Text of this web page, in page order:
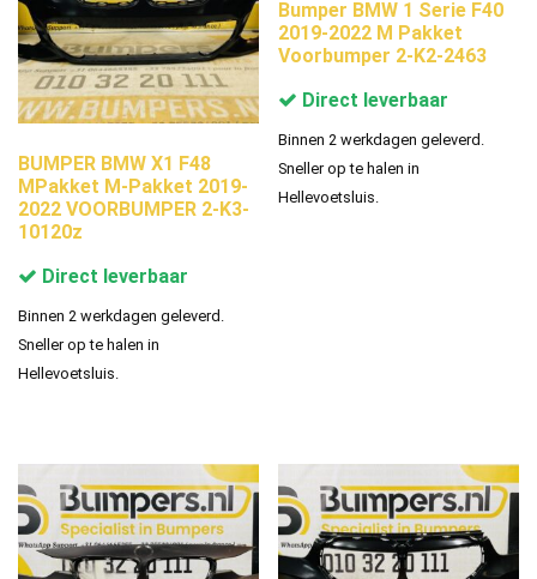
BUMPER BMW X1 F48
MPakket M-Pakket 2019-
2022 VOORBUMPER 2-K3-
10120z
Direct leverbaar
Binnen 2 werkdagen geleverd.
Sneller op te halen in
Hellevoetsluis.
Bumper BMW 1 Serie F40
2019-2022 M Pakket
Voorbumper 2-K2-2463
Direct leverbaar
Binnen 2 werkdagen geleverd.
Sneller op te halen in
Hellevoetsluis.